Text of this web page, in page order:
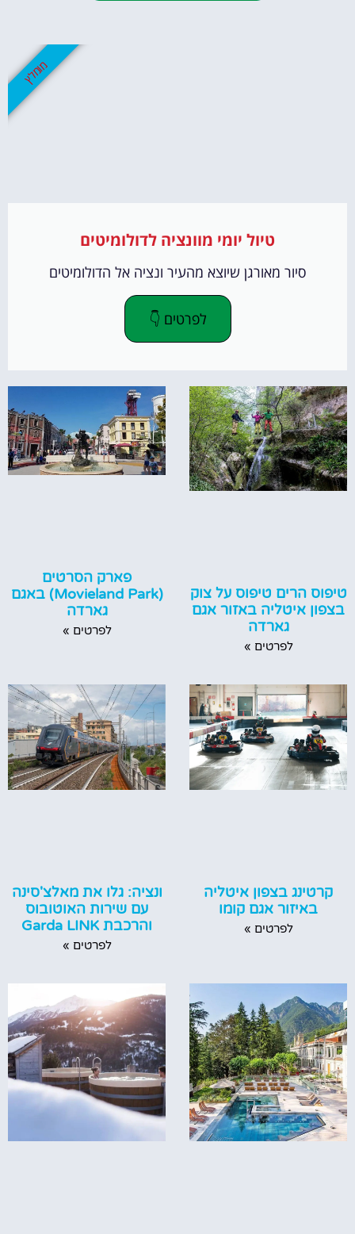
טיול יומי מוונציה לדולומיטים
סיור מאורגן שיוצא מהעיר ונציה אל הדולומיטים
לפרטים 👇
מומלץ
טיפוס הרים טיפוס על צוק
בצפון איטליה באזור אגם
גארדה
לפרטים »
פארק הסרטים
(Movieland Park) באגם
גארדה
לפרטים »
קרטינג בצפון איטליה
באיזור אגם קומו
לפרטים »
ונציה: גלו את מאלצ'סינה
עם שירות האוטובוס
והרכבת Garda LINK
לפרטים »